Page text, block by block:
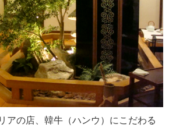
アの店、韓牛（ハンウ）にこだわる